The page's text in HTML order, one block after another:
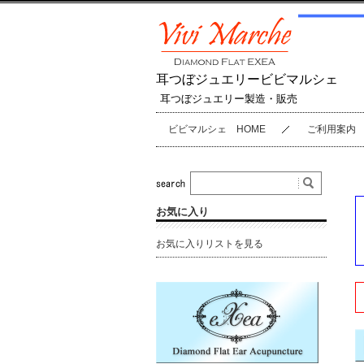
耳つぼジュエリービビマルシェ
耳つぼジュエリー製造・販売
ビビマルシェ HOME ご利用案内
お気に入り
お気に入りリストを見る